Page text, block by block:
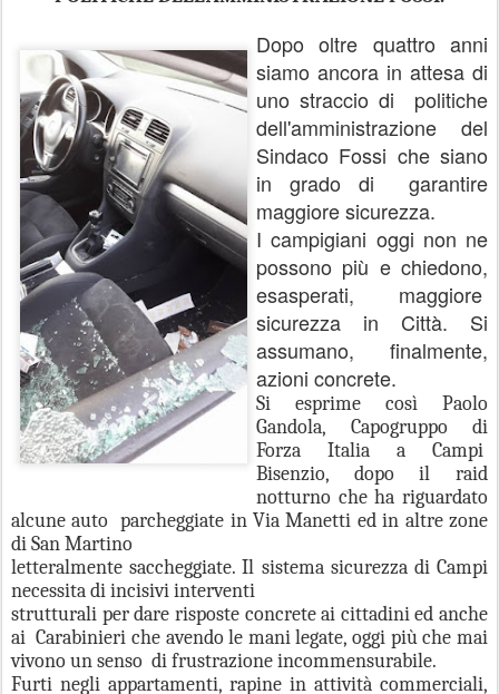
Dopo oltre quattro anni
siamo ancora in attesa di
uno straccio di politiche
dell'amministrazione del
Sindaco Fossi che siano
in grado di garantire
maggiore sicurezza.
I campigiani oggi non ne
possono più e chiedono,
esasperati, maggiore
sicurezza in Città. Si
assumano, finalmente,
azioni concrete.
Si esprime così Paolo
Gandola, Capogruppo di
Forza Italia a Campi
Bisenzio, dopo il raid
notturno che ha riguardato
alcune auto parcheggiate in Via Manetti ed in altre zone
di San Martino
letteralmente saccheggiate. Il sistema sicurezza di Campi
necessita di incisivi interventi
strutturali per dare risposte concrete ai cittadini ed anche
ai Carabinieri che avendo le mani legate, oggi più che mai
vivono un senso di frustrazione incommensurabile.
Furti negli appartamenti, rapine in attività commerciali,